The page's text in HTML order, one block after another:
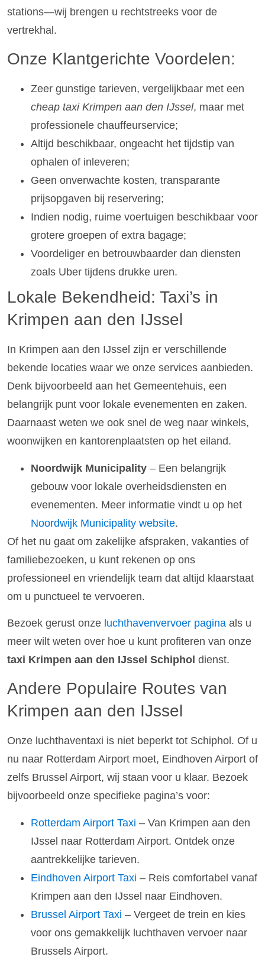
stations—wij brengen u rechtstreeks voor de
vertrekhal.
Onze Klantgerichte Voordelen:
Zeer gunstige tarieven, vergelijkbaar met een
cheap taxi Krimpen aan den IJssel, maar met
professionele chauffeurservice;
Altijd beschikbaar, ongeacht het tijdstip van
ophalen of inleveren;
Geen onverwachte kosten, transparante
prijsopgaven bij reservering;
Indien nodig, ruime voertuigen beschikbaar voor
grotere groepen of extra bagage;
Voordeliger en betrouwbaarder dan diensten
zoals Uber tijdens drukke uren.
Lokale Bekendheid: Taxi’s in
Krimpen aan den IJssel
In Krimpen aan den IJssel zijn er verschillende
bekende locaties waar we onze services aanbieden.
Denk bijvoorbeeld aan het Gemeentehuis, een
belangrijk punt voor lokale evenementen en zaken.
Daarnaast weten we ook snel de weg naar winkels,
woonwijken en kantorenplaatsten op het eiland.
Noordwijk Municipality – Een belangrijk
gebouw voor lokale overheidsdiensten en
evenementen. Meer informatie vindt u op het
Noordwijk Municipality website.
Of het nu gaat om zakelijke afspraken, vakanties of
familiebezoeken, u kunt rekenen op ons
professioneel en vriendelijk team dat altijd klaarstaat
om u punctueel te vervoeren.
Bezoek gerust onze luchthavenvervoer pagina als u
meer wilt weten over hoe u kunt profiteren van onze
taxi Krimpen aan den IJssel Schiphol dienst.
Andere Populaire Routes van
Krimpen aan den IJssel
Onze luchthaventaxi is niet beperkt tot Schiphol. Of u
nu naar Rotterdam Airport moet, Eindhoven Airport of
zelfs Brussel Airport, wij staan voor u klaar. Bezoek
bijvoorbeeld onze specifieke pagina’s voor:
Rotterdam Airport Taxi – Van Krimpen aan den
IJssel naar Rotterdam Airport. Ontdek onze
aantrekkelijke tarieven.
Eindhoven Airport Taxi – Reis comfortabel vanaf
Krimpen aan den IJssel naar Eindhoven.
Brussel Airport Taxi – Vergeet de trein en kies
voor ons gemakkelijk luchthaven vervoer naar
Brussels Airport.